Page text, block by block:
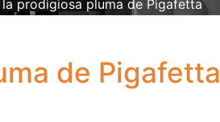
prodigiosa pluma de Pigafetta
de Pigafetta